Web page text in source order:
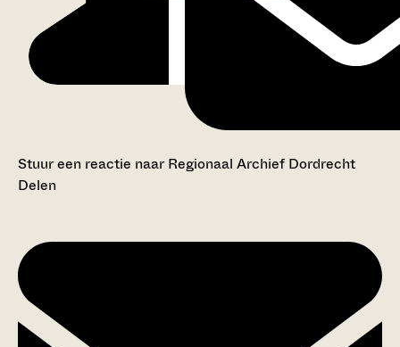
Stuur een reactie naar Regionaal Archief Dordrecht
Delen